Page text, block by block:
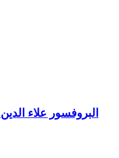
البروفسور علاء